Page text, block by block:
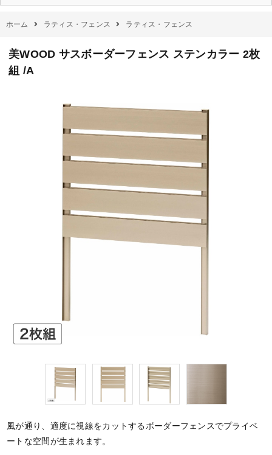
ホーム ラティス・フェンス ラティス・フェンス
美WOOD サスボーダーフェンス ステンカラー 2枚
組 /A
風が通り、適度に視線をカットするボーダーフェンスでプライベ
ートな空間が生まれます。